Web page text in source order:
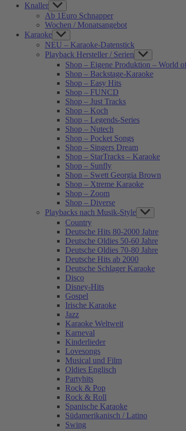
Knaller Show
sub
menu
Ab 1Euro Schnapper
Wochen / Monatsangebot
Karaoke Show
sub
menu
NEU – Karaoke-Datenstick
Playback Hersteller / Serien Show
sub
menu
Shop – Eigene Produktion – World
Shop – Backstage-Karaoke
Shop – Easy Hits
Shop – FUNCD
Shop – Just Tracks
Shop – Koch
Shop – Legends-Series
Shop – Nutech
Shop – Pocket Songs
Shop – Singers Dream
Shop – StarTracks – Karaoke
Shop – Sunfly
Shop – Swett Georgia Brown
Shop – Xtreme Karaoke
Shop – Zoom
Shop – Diverse
Playbacks nach Musik-Style Show
sub
menu
Country
Deutsche Hits 80-2000 Jahre
Deutsche Oldies 50-60 Jahre
Deutsche Oldies 70-80 Jahre
Deutsche Hits ab 2000
Deutsche Schlager Karaoke
Disco
Disney-Hits
Gospel
Irische Karaoke
Jazz
Karaoke Weltweit
Karneval
Kinderlieder
Lovesongs
Musical und Film
Oldies Englisch
Partyhits
Rock & Pop
Rock & Roll
Spanische Karaoke
Südamerikanisch / Latino
Swing